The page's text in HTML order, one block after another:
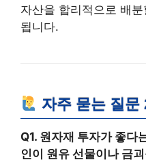
자산을 합리적으로 배
됩니다.
자주 묻는 질문
Q1. 원자재 투자가 좋다
인이 원유 선물이나 금